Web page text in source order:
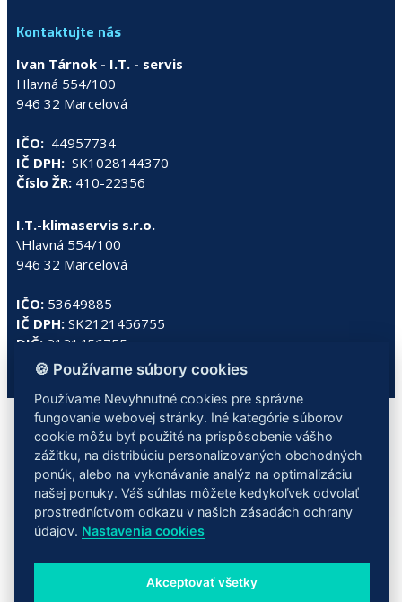
Kontaktujte nás
Ivan Tárnok - I.T. - servis
Hlavná 554/100
946 32 Marcelová
IČO: 44957734
IČ DPH: SK1028144370
Číslo ŽR: 410-22356
I.T.-klimaservis s.r.o.
\Hlavná 554/100
946 32 Marcelová
IČO: 53649885
IČ DPH: SK2121456755
DIČ: 2121456755
Copyright © 2016 Ivan Tárnok - I.T. - servis. Všetky práva vyhradené
🍪 Používame súbory cookies
Používame Nevyhnutné cookies pre správne
fungovanie webovej stránky. Iné kategórie súborov
cookie môžu byť použité na prispôsobenie vášho
zážitku, na distribúciu personalizovaných obchodných
ponúk, alebo na vykonávanie analýz na optimalizáciu
našej ponuky. Váš súhlas môžete kedykoľvek odvolať
prostredníctvom odkazu v našich zásadách ochrany
údajov. Nastavenia cookies
Akceptovať všetky